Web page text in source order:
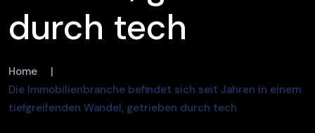
durch tech
Home
|
Die Immobilienbranche befindet sich seit Jahren in einem
tiefgreifenden Wandel, getrieben durch tech